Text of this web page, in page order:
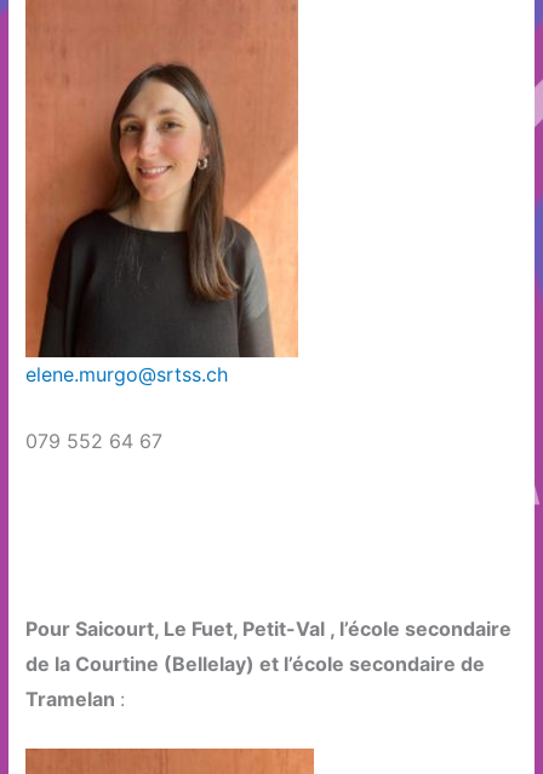
elene.murgo@srtss.ch
079 552 64 67
Pour Saicourt, Le Fuet, Petit-Val , l’école secondaire
de la Courtine (Bellelay) et l’école secondaire de
Tramelan :